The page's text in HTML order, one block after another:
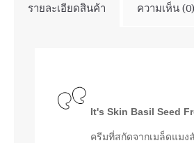
รายละเอียดสินค้า ความเห็น (0)
It's Skin Basil Seed
ครีมที่สกัดจากเมล็ดแมง